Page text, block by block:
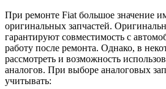
При ремонте Fiat большое значение
оригинальных запчастей.
гарантируют совместимость с
работу после ремонта. Однако, в
рассмотреть и возможность
аналогов. При выборе аналоговых
учитывать: